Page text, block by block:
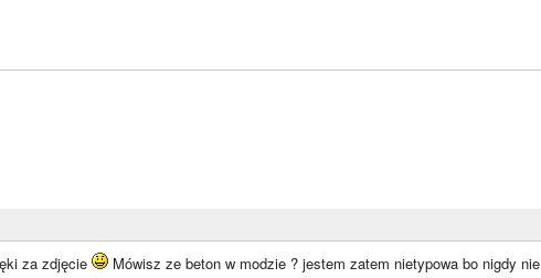
za zdjęcie
Mówisz ze beton w modzie ? jestem zatem nietypowa bo nigdy nie